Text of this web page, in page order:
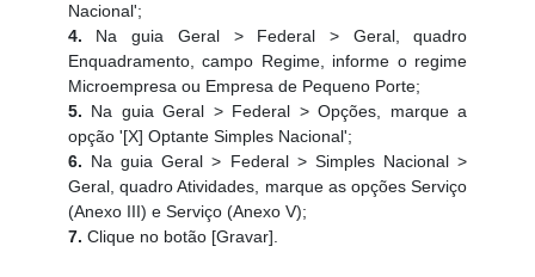
Nacional';
4. Na guia Geral > Federal > Geral, quadro
Enquadramento, campo Regime, informe o regime
Microempresa ou Empresa de Pequeno Porte;
5. Na guia Geral > Federal > Opções, marque a
opção '[X] Optante Simples Nacional';
6. Na guia Geral > Federal > Simples Nacional >
Geral, quadro Atividades, marque as opções Serviço
(Anexo III) e Serviço (Anexo V);
7. Clique no botão [Gravar].